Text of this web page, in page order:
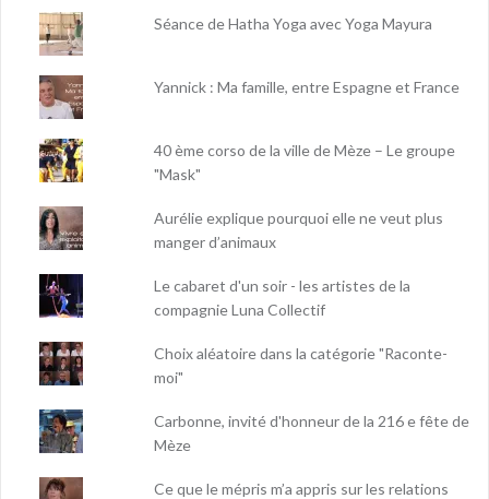
Séance de Hatha Yoga avec Yoga Mayura
Yannick : Ma famille, entre Espagne et France
40 ème corso de la ville de Mèze – Le groupe
"Mask"
Aurélie explique pourquoi elle ne veut plus
manger d’animaux
Le cabaret d'un soir - les artistes de la
compagnie Luna Collectif
Choix aléatoire dans la catégorie "Raconte-
moi"
Carbonne, invité d'honneur de la 216 e fête de
Mèze
Ce que le mépris m’a appris sur les relations